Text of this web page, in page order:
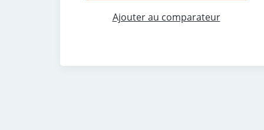
Ajouter au comparateur